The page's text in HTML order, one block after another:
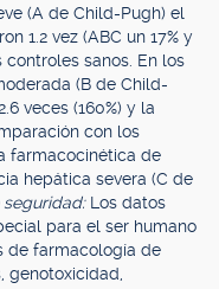
(A de Child-Pugh) el
1.2 vez (ABC un 17% y
controles sanos. En los
(B de Child-
veces (160%) y la
con los
farmacocinética de
hepática severa (C de
Los datos
para el ser humano
de farmacología de
genotoxicidad,